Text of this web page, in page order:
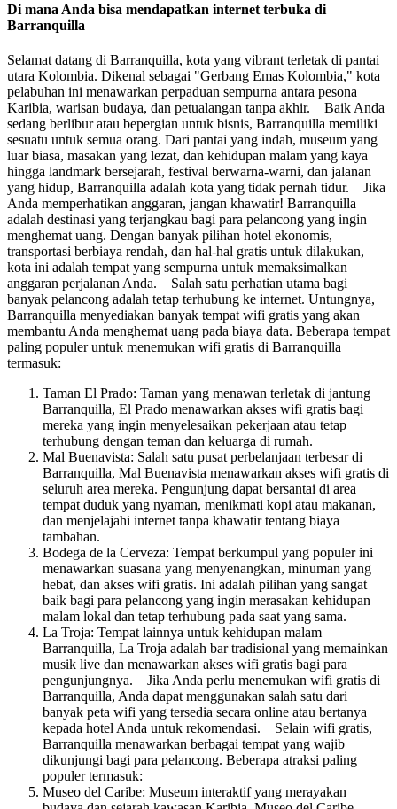
Di mana Anda bisa mendapatkan internet terbuka di
Barranquilla
Selamat datang di Barranquilla, kota yang vibrant terletak di pantai
utara Kolombia. Dikenal sebagai "Gerbang Emas Kolombia," kota
pelabuhan ini menawarkan perpaduan sempurna antara pesona
Karibia, warisan budaya, dan petualangan tanpa akhir. Baik Anda
sedang berlibur atau bepergian untuk bisnis, Barranquilla memiliki
sesuatu untuk semua orang. Dari pantai yang indah, museum yang
luar biasa, masakan yang lezat, dan kehidupan malam yang kaya
hingga landmark bersejarah, festival berwarna-warni, dan jalanan
yang hidup, Barranquilla adalah kota yang tidak pernah tidur. Jika
Anda memperhatikan anggaran, jangan khawatir! Barranquilla
adalah destinasi yang terjangkau bagi para pelancong yang ingin
menghemat uang. Dengan banyak pilihan hotel ekonomis,
transportasi berbiaya rendah, dan hal-hal gratis untuk dilakukan,
kota ini adalah tempat yang sempurna untuk memaksimalkan
anggaran perjalanan Anda. Salah satu perhatian utama bagi
banyak pelancong adalah tetap terhubung ke internet. Untungnya,
Barranquilla menyediakan banyak tempat wifi gratis yang akan
membantu Anda menghemat uang pada biaya data. Beberapa tempat
paling populer untuk menemukan wifi gratis di Barranquilla
termasuk:
Taman El Prado: Taman yang menawan terletak di jantung
Barranquilla, El Prado menawarkan akses wifi gratis bagi
mereka yang ingin menyelesaikan pekerjaan atau tetap
terhubung dengan teman dan keluarga di rumah.
Mal Buenavista: Salah satu pusat perbelanjaan terbesar di
Barranquilla, Mal Buenavista menawarkan akses wifi gratis di
seluruh area mereka. Pengunjung dapat bersantai di area
tempat duduk yang nyaman, menikmati kopi atau makanan,
dan menjelajahi internet tanpa khawatir tentang biaya
tambahan.
Bodega de la Cerveza: Tempat berkumpul yang populer ini
menawarkan suasana yang menyenangkan, minuman yang
hebat, dan akses wifi gratis. Ini adalah pilihan yang sangat
baik bagi para pelancong yang ingin merasakan kehidupan
malam lokal dan tetap terhubung pada saat yang sama.
La Troja: Tempat lainnya untuk kehidupan malam
Barranquilla, La Troja adalah bar tradisional yang memainkan
musik live dan menawarkan akses wifi gratis bagi para
pengunjungnya. Jika Anda perlu menemukan wifi gratis di
Barranquilla, Anda dapat menggunakan salah satu dari
banyak peta wifi yang tersedia secara online atau bertanya
kepada hotel Anda untuk rekomendasi. Selain wifi gratis,
Barranquilla menawarkan berbagai tempat yang wajib
dikunjungi bagi para pelancong. Beberapa atraksi paling
populer termasuk:
Museo del Caribe: Museum interaktif yang merayakan